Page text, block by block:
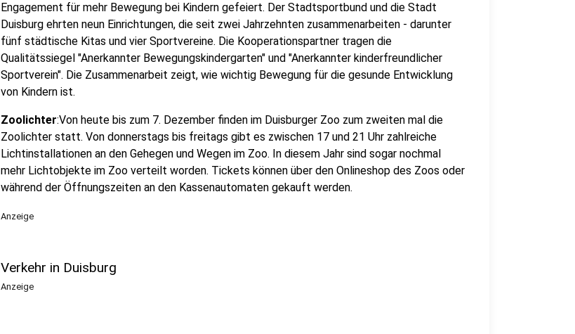
Engagement für mehr Bewegung bei Kindern gefeiert. Der Stadtsportbund und die Stadt
Duisburg ehrten neun Einrichtungen, die seit zwei Jahrzehnten zusammenarbeiten - darunter
fünf städtische Kitas und vier Sportvereine. Die Kooperationspartner tragen die
Qualitätssiegel "Anerkannter Bewegungskindergarten" und "Anerkannter kinderfreundlicher
Sportverein". Die Zusammenarbeit zeigt, wie wichtig Bewegung für die gesunde Entwicklung
von Kindern ist.
Zoolichter:Von heute bis zum 7. Dezember finden im Duisburger Zoo zum zweiten mal die
Zoolichter statt. Von donnerstags bis freitags gibt es zwischen 17 und 21 Uhr zahlreiche
Lichtinstallationen an den Gehegen und Wegen im Zoo. In diesem Jahr sind sogar nochmal
mehr Lichtobjekte im Zoo verteilt worden. Tickets können über den Onlineshop des Zoos oder
während der Öffnungszeiten an den Kassenautomaten gekauft werden.
Anzeige
Verkehr in Duisburg
Anzeige